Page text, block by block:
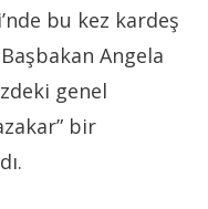
bu kez kardeş
Angela
genel
bir